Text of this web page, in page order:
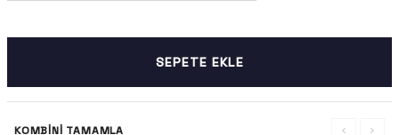
SEPETE EKLE
KOMBINI TAMAMLA